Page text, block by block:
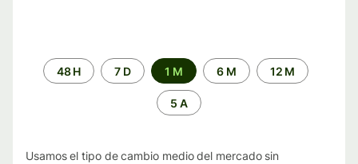
Periodo48 H 7 D 1 M 6 M 12 M
5 A
Usamos el tipo de cambio medio del mercado sin